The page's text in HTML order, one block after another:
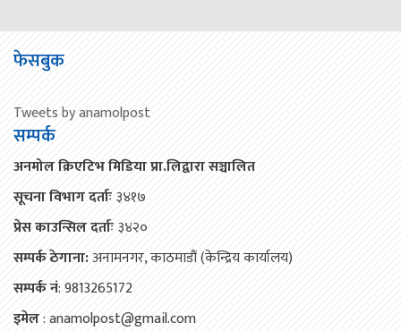
फेसबुक
Tweets by anamolpost
सम्पर्क
अनमोल क्रिएटिभ मिडिया प्रा.लिद्वारा सञ्चालित
सूचना विभाग दर्ताः३४१७
प्रेस काउन्सिल दर्ताः३४२०
सम्पर्क ठेगाना:अनामनगर, काठमाडौं (केन्द्रिय कार्यालय)
सम्पर्क नं: 9813265172
इमेल: anamolpost@gmail.com